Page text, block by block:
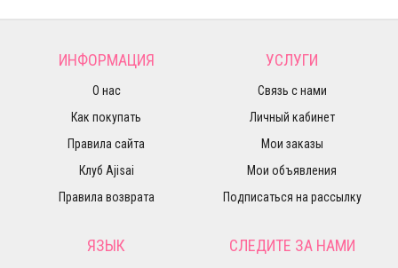
ИНФОРМАЦИЯ
О нас
Как покупать
Правила сайта
Клуб Ajisai
Правила возврата
УСЛУГИ
Связь с нами
Личный кабинет
Мои заказы
Мои объявления
Подписаться на рассылку
ЯЗЫК СЛЕДИТЕ ЗА НАМИ